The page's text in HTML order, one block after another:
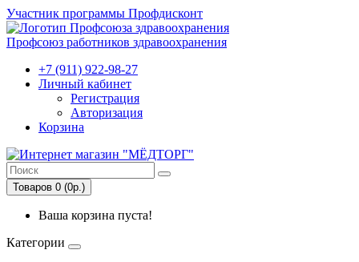
Участник программы Профдисконт
Профсоюз работников здравоохранения
+7 (911) 922-98-27
Личный кабинет
Регистрация
Авторизация
Корзина
Товаров 0 (0р.)
Ваша корзина пуста!
Категории